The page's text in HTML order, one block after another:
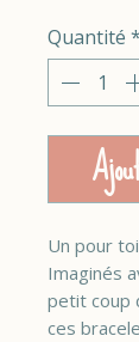
Quantité *
Un pour
Imaginés
petit coup
ces